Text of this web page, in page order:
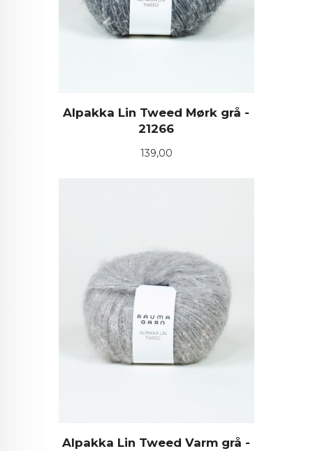
Alpakka Lin Tweed Mørk grå -
21266
Pris
139,00
Alpakka Lin Tweed Varm grå -